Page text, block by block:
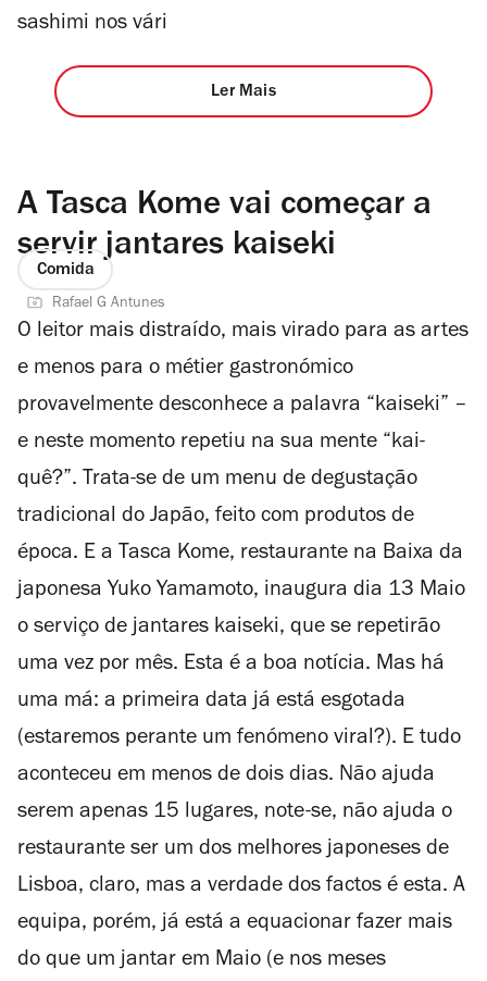
sashimi nos vári
Ler Mais
A Tasca Kome vai começar a
servir jantares kaiseki
Comida
Rafael G Antunes
O leitor mais distraído, mais virado para as artes
e menos para o métier gastronómico
provavelmente desconhece a palavra “kaiseki” –
e neste momento repetiu na sua mente “kai-
quê?”. Trata-se de um menu de degustação
tradicional do Japão, feito com produtos de
época. E a Tasca Kome, restaurante na Baixa da
japonesa Yuko Yamamoto, inaugura dia 13 Maio
o serviço de jantares kaiseki, que se repetirão
uma vez por mês. Esta é a boa notícia. Mas há
uma má: a primeira data já está esgotada
(estaremos perante um fenómeno viral?). E tudo
aconteceu em menos de dois dias. Não ajuda
serem apenas 15 lugares, note-se, não ajuda o
restaurante ser um dos melhores japoneses de
Lisboa, claro, mas a verdade dos factos é esta. A
equipa, porém, já está a equacionar fazer mais
do que um jantar em Maio (e nos meses